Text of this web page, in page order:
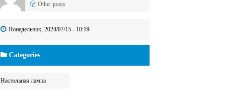
Other posts
Понедельник, 2024/07/15 - 10:19
Categories
Настольная лампа